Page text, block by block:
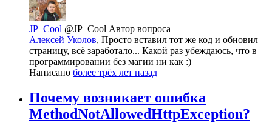
JP_Cool @JP_Cool Автор вопроса
Алексей Уколов, Просто вставил тот же код и обновил
страницу, всё заработало... Какой раз убеждаюсь, что в
программировании без магии ни как :)
Написано более трёх лет назад
Почему возникает ошибка
MethodNotAllowedHttpException?